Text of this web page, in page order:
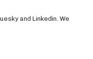
and Linkedin. We